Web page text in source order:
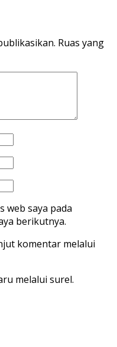
Ruas yang
web saya pada
berikutnya.
komentar melalui
melalui surel.